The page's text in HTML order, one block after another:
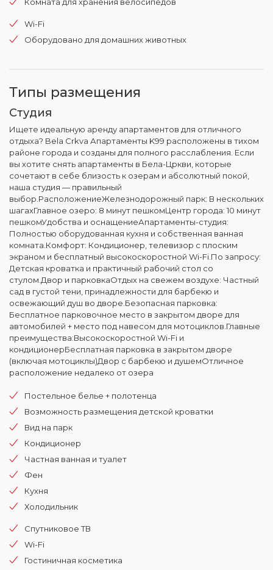
Wi-Fi
Оборудовано для домашних животных
Типы размещения
Студия
Ищете идеальную аренду апартаментов для отличного
отдыха? Bela Crkva Апартаменты K99 расположены в тихом
районе города и созданы для полного расслабления. Если
вы хотите снять апартаменты в Бела-Цркви, которые
сочетают в себе близость к озерам и абсолютный покой,
наша студия — правильный
выбор.РасположениеЖелезнодорожный парк: В нескольких
шагахГлавное озеро: 8 минут пешкомЦентр города: 10 минут
пешкомУдобства и оснащениеАпартаменты-студия:
Полностью оборудованная кухня и собственная ванная
комната.Комфорт: Кондиционер, телевизор с плоским
экраном и бесплатный высокоскоростной Wi-Fi.По запросу:
Детская кроватка и практичный рабочий стол со
стулом.Двор и парковкаОтдых на свежем воздухе: Частный
сад в густой тени, принадлежности для барбекю и
освежающий душ во дворе.Безопасная парковка:
Бесплатное парковочное место в закрытом дворе для
автомобилей + место под навесом для мотоциклов.Главные
преимущества:Высокоскоростной Wi-Fi и
кондиционерБесплатная парковка в закрытом дворе
(включая мотоциклы)Двор с барбекю и душемОтличное
расположение недалеко от озера
Постельное белье + полотенца
Возможность размещения детской кроватки
Вид на парк
Кондиционер
Частная ванная и туалет
Фен
Кухня
Холодильник
Спутниковое TВ
Wi-Fi
Гостиничная косметика